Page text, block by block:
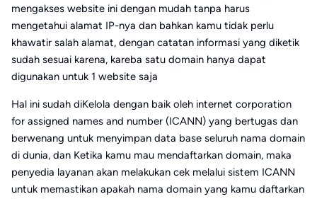
mengakses website ini dengan mudah tanpa harus
mengetahui alamat IP-nya dan bahkan kamu tidak perlu
khawatir salah alamat, dengan catatan informasi yang diketik
sudah sesuai karena, kareba satu domain hanya dapat
digunakan untuk 1 website saja
Hal ini sudah diKelola dengan baik oleh internet corporation
for assigned names and number (ICANN) yang bertugas dan
berwenang untuk menyimpan data base seluruh nama domain
di dunia, dan Ketika kamu mau mendaftarkan domain, maka
penyedia layanan akan melakukan cek melalui sistem ICANN
untuk memastikan apakah nama domain yang kamu daftarkan